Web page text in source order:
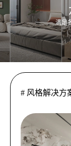
满足
# 风格解决方